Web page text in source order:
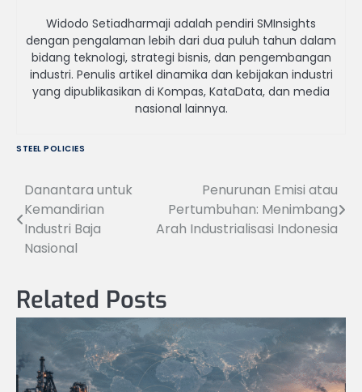
Widodo Setiadharmaji adalah pendiri SMInsights
dengan pengalaman lebih dari dua puluh tahun dalam
bidang teknologi, strategi bisnis, dan pengembangan
industri. Penulis artikel dinamika dan kebijakan industri
yang dipublikasikan di Kompas, KataData, dan media
nasional lainnya.
STEEL POLICIES
Navigasi
pos
Danantara untuk
Kemandirian
Industri Baja
Nasional
Penurunan Emisi atau
Pertumbuhan: Menimbang
Arah Industrialisasi Indonesia
Related Posts